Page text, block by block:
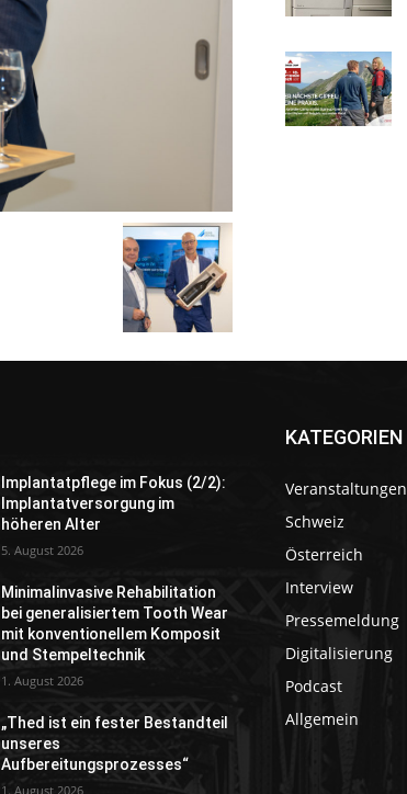
Implantatpflege im Fokus (2/2):
Implantatversorgung im
höheren Alter
5. August 2026
Minimalinvasive Rehabilitation
bei generalisiertem Tooth Wear
mit konventionellem Komposit
und Stempeltechnik
1. August 2026
„Thed ist ein fester Bestandteil
unseres
Aufbereitungsprozesses“
1. August 2026
KATEGORIEN
Veranstaltungen
Schweiz
Österreich
Interview
Pressemeldung
Digitalisierung
Podcast
Allgemein